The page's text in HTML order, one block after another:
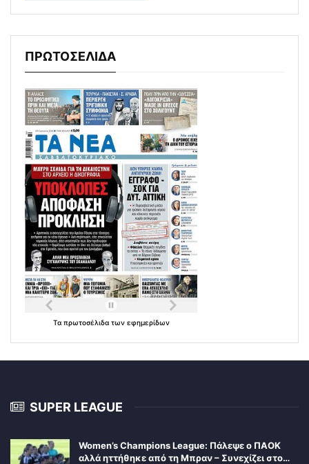
ΠΡΩΤΟΣΕΛΙΔΑ
Τα πρωτοσέλιδα των εφημερίδων
SUPER LEAGUE
Women’s Champions League: Πάλεψε ο ΠΑΟΚ
αλλά ηττήθηκε από τη Μπραν – Συνεχίζει στο…